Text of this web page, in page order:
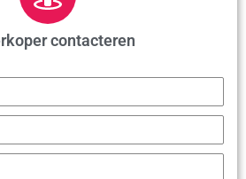
contacteren